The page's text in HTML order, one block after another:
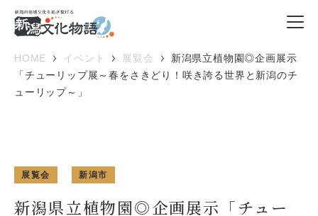
HOME イベント 展覧会
新潟県立植物園◎企画展示
「チューリップ展～春をさきどり！咲き誇る世界と新潟のチ
ューリップ～」
展覧会 新潟市
新潟県立植物園◎企画展示「チュー